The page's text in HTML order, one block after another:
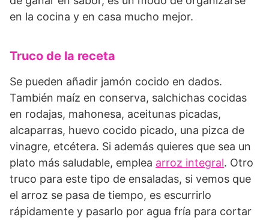
en la cocina y en casa mucho mejor.
Truco de la receta
Se pueden añadir jamón cocido en dados.
También maíz en conserva, salchichas cocidas
en rodajas, mahonesa, aceitunas picadas,
alcaparras, huevo cocido picado, una pizca de
vinagre, etcétera. Si además quieres que sea un
plato más saludable, emplea arroz integral. Otro
truco para este tipo de ensaladas, si vemos que
el arroz se pasa de tiempo, es escurrirlo
rápidamente y pasarlo por agua fría para cortar